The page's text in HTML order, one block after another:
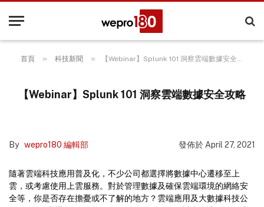
首頁 » 科技新聞 » 【Webinar】Splunk 101 洞察雲端數據安全攻略
【Webinar】Splunk 101 洞察雲端數據安全攻略
By wepro180 編輯部 發佈於 April 27, 2021
隨著雲端科技應用普及化，不少公司都選擇將數據中心遷移至上
雲，或考慮使用上雲服務。對於管理數據及確保雲端環境的網絡安
全等，你是否存在擔憂或不了解的地方？雲端應用及大數據科技公